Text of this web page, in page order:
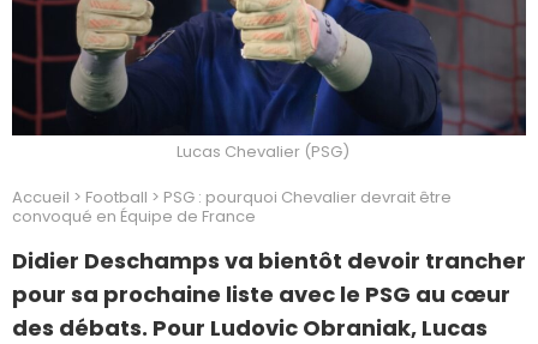
Lucas Chevalier (PSG)
Accueil > Football > PSG : pourquoi Chevalier devrait être
convoqué en Équipe de France
Didier Deschamps va bientôt devoir trancher
pour sa prochaine liste avec le PSG au cœur
des débats. Pour Ludovic Obraniak, Lucas